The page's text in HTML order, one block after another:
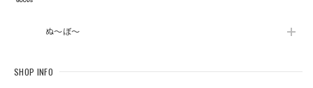
ぬ～ぼ～
SHOP INFO